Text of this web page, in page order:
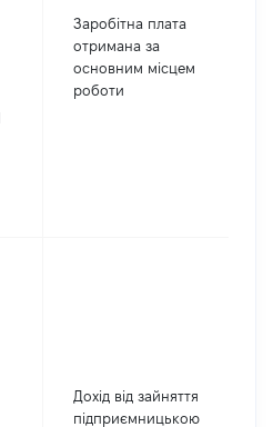
Заробітна плата
отримана за
основним місцем
роботи
Дохід від зайняття
підприємницькою